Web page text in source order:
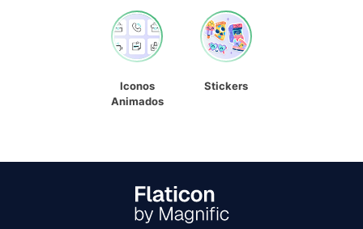
Iconos
Animados
Stickers